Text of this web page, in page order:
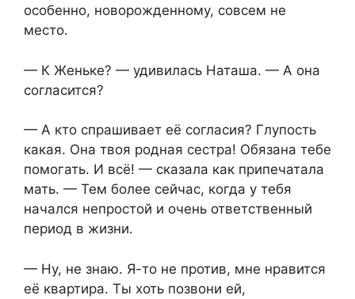
особенно, новорожденному, совсем не
место.
— К Женьке? — удивилась Наташа. — А она
согласится?
— А кто спрашивает её согласия? Глупость
какая. Она твоя родная сестра! Обязана тебе
помогать. И всё! — сказала как припечатала
мать. — Тем более сейчас, когда у тебя
начался непростой и очень ответственный
период в жизни.
— Ну, не знаю. Я-то не против, мне нравится
её квартира. Ты хоть позвони ей,